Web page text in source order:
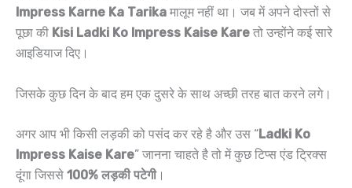
Impress Karne Ka Tarika मालूम नहीं था। जब में अपने दोस्तों से
पूछा की Kisi Ladki Ko Impress Kaise Kare तो उन्होंने कई सारे
आइडियाज दिए।
जिसके कुछ दिन के बाद हम एक दुसरे के साथ अच्छी तरह बात करने लगे।
अगर आप भी किसी लड़की को पसंद कर रहे है और उस “Ladki Ko
Impress Kaise Kare” जानना चाहते है तो में कुछ टिप्स एंड ट्रिक्स
दूंगा जिससे 100% लड़की पटेगी।